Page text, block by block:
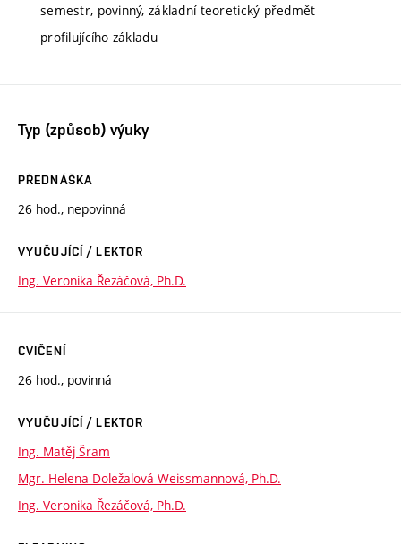
semestr, povinný, základní teoretický předmět
profilujícího základu
Typ (způsob) výuky
PŘEDNÁŠKA
26 hod., nepovinná
VYUČUJÍCÍ / LEKTOR
Ing. Veronika Řezáčová, Ph.D.
CVIČENÍ
26 hod., povinná
VYUČUJÍCÍ / LEKTOR
Ing. Matěj Šram
Mgr. Helena Doležalová Weissmannová, Ph.D.
Ing. Veronika Řezáčová, Ph.D.